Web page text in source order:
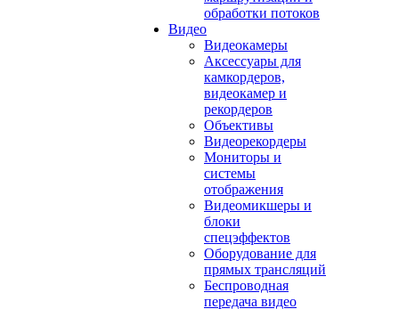
обработки потоков
Видео
Видеокамеры
Аксессуары для
камкордеров,
видеокамер и
рекордеров
Объективы
Видеорекордеры
Мониторы и
системы
отображения
Видеомикшеры и
блоки
спецэффектов
Оборудование для
прямых трансляций
Беспроводная
передача видео